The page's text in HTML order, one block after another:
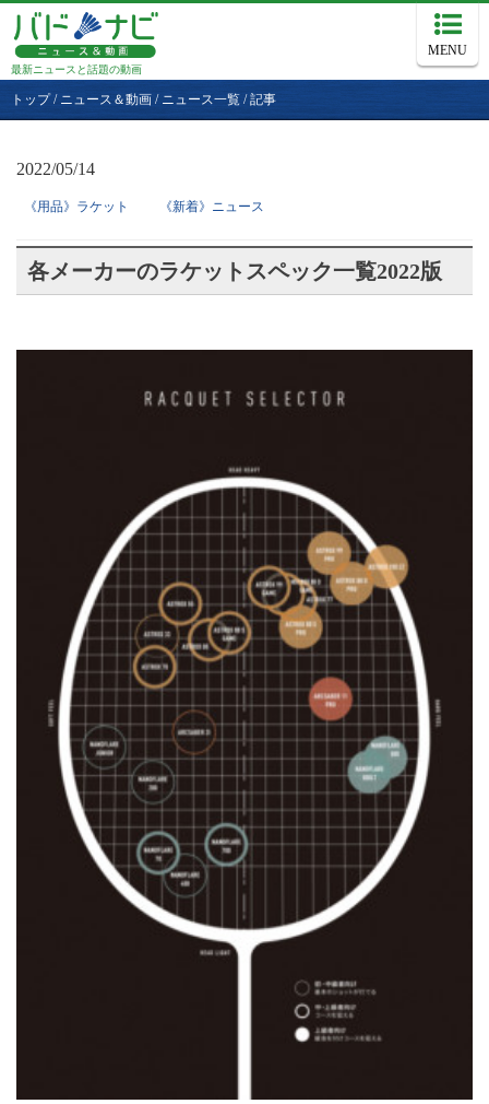
最新ニュースと話題の動画
MENU
トップ/ ニュース＆動画 / ニュース一覧 /記事
2022/05/14
《用品》ラケット 《新着》ニュース
各メーカーのラケットスペック一覧2022版